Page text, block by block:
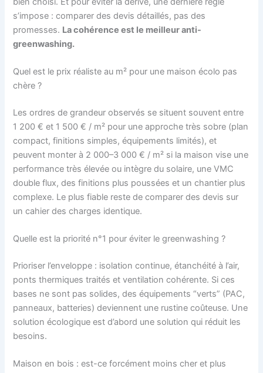
s’impose : comparer des devis détaillés, pas des
promesses. La cohérence est le meilleur anti-
greenwashing.
Quel est le prix réaliste au m² pour une maison écolo pas
chère ?
Les ordres de grandeur observés se situent souvent entre
1 200 € et 1 500 € / m² pour une approche très sobre (plan
compact, finitions simples, équipements limités), et
peuvent monter à 2 000–3 000 € / m² si la maison vise une
performance très élevée ou intègre du solaire, une VMC
double flux, des finitions plus poussées et un chantier plus
complexe. Le plus fiable reste de comparer des devis sur
un cahier des charges identique.
Quelle est la priorité n°1 pour éviter le greenwashing ?
Prioriser l’enveloppe : isolation continue, étanchéité à l’air,
ponts thermiques traités et ventilation cohérente. Si ces
bases ne sont pas solides, des équipements “verts” (PAC,
panneaux, batteries) deviennent une rustine coûteuse. Une
solution écologique est d’abord une solution qui réduit les
besoins.
Maison en bois : est-ce forcément moins cher et plus